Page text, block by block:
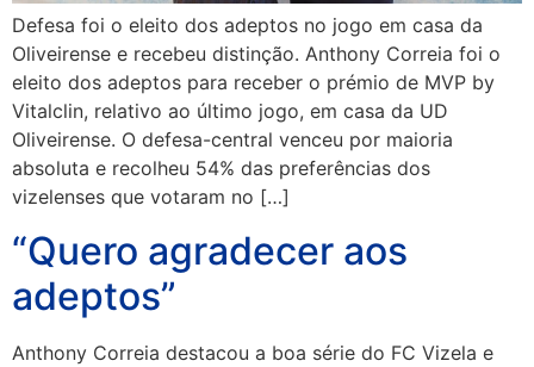
Defesa foi o eleito dos adeptos no jogo em casa da
Oliveirense e recebeu distinção. Anthony Correia foi o
eleito dos adeptos para receber o prémio de MVP by
Vitalclin, relativo ao último jogo, em casa da UD
Oliveirense. O defesa-central venceu por maioria
absoluta e recolheu 54% das preferências dos
vizelenses que votaram no […]
“Quero agradecer aos
adeptos”
Anthony Correia destacou a boa série do FC Vizela e